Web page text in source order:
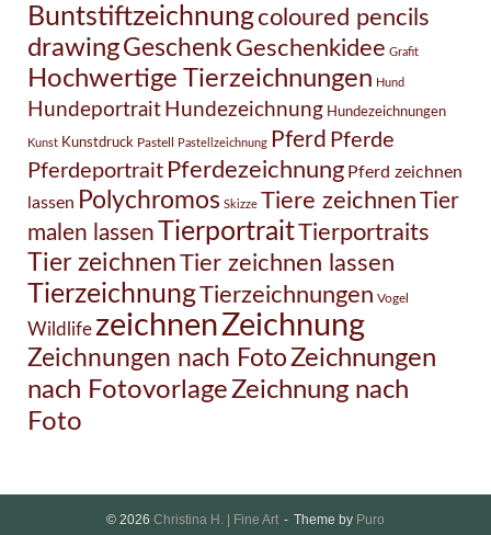
Buntstiftzeichnungcoloured pencils
drawingGeschenk Geschenkidee Grafit
Hochwertige Tierzeichnungen Hund
Hundeportrait Hundezeichnung Hundezeichnungen
Kunst Kunstdruck Pastell Pastellzeichnung Pferd Pferde
Pferdeportrait Pferdezeichnung Pferd zeichnen
lassen Polychromos Skizze Tiere zeichnenTier
malen lassenTierportraitTierportraits
Tier zeichnenTier zeichnen lassen
TierzeichnungTierzeichnungen Vogel
Wildlife zeichnenZeichnung
Zeichnungen nach FotoZeichnungen
nach FotovorlageZeichnung nach
Foto
© 2026 Christina H. | Fine Art Theme by Puro